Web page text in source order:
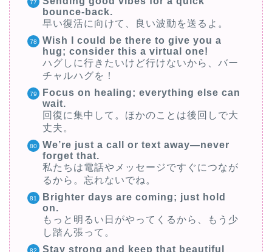
bounce-back.
早い復活に向けて、良い波動を送るよ。
Wish I could be there to give you a
hug; consider this a virtual one!
ハグしに行きたいけど行けないから、バー
チャルハグを！
Focus on healing; everything else can
wait.
回復に集中して。ほかのことは後回しで大
丈夫。
We’re just a call or text away—never
forget that.
私たちは電話やメッセージですぐにつなが
るから。忘れないでね。
Brighter days are coming; just hold
on.
もっと明るい日がやってくるから、もう少
し踏ん張って。
Stay strong and keep that beautiful